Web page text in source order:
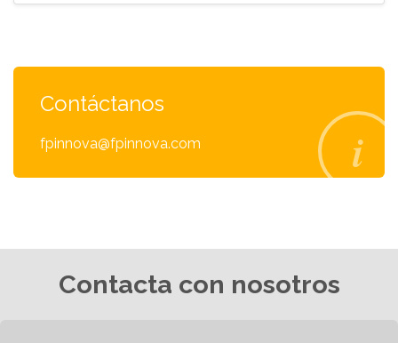
Contáctanos
fpinnova@fpinnova.com
Contacta con nosotros